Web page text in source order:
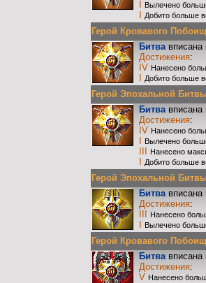
Вылечено
Добито больше
Герой Кровавого
Битвавписана
Достижения:
IV Нанесено
Добито больше
Герой Эпохальной
Битвавписана
Достижения:
IV Нанесено
Вылечено
Нанесено
Добито больше
Герой Эпохальной
Битвавписана
Достижения:
Нанесено
Вылечено
Герой Кровавого
Битвавписана
Достижения:
V Нанесено